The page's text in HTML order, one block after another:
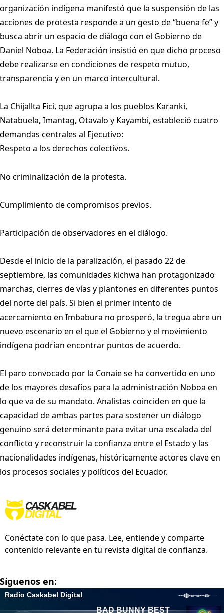
organización indígena manifestó que la suspensión de las
acciones de protesta responde a un gesto de “buena fe” y
busca abrir un espacio de diálogo con el Gobierno de
Daniel Noboa. La Federación insistió en que dicho proceso
debe realizarse en condiciones de respeto mutuo,
transparencia y en un marco intercultural.
La Chijallta Fici, que agrupa a los pueblos Karanki,
Natabuela, Imantag, Otavalo y Kayambi, estableció cuatro
demandas centrales al Ejecutivo:
Respeto a los derechos colectivos.
No criminalización de la protesta.
Cumplimiento de compromisos previos.
Participación de observadores en el diálogo.
Desde el inicio de la paralización, el pasado 22 de
septiembre, las comunidades kichwa han protagonizado
marchas, cierres de vías y plantones en diferentes puntos
del norte del país. Si bien el primer intento de
acercamiento en Imbabura no prosperó, la tregua abre un
nuevo escenario en el que el Gobierno y el movimiento
indígena podrían encontrar puntos de acuerdo.
El paro convocado por la Conaie se ha convertido en uno
de los mayores desafíos para la administración Noboa en
lo que va de su mandato. Analistas coinciden en que la
capacidad de ambas partes para sostener un diálogo
genuino será determinante para evitar una escalada del
conflicto y reconstruir la confianza entre el Estado y las
nacionalidades indígenas, históricamente actores clave en
los procesos sociales y políticos del Ecuador.
Conéctate con lo que pasa. Lee, entiende y comparte
contenido relevante en tu revista digital de confianza.
Síguenos en: